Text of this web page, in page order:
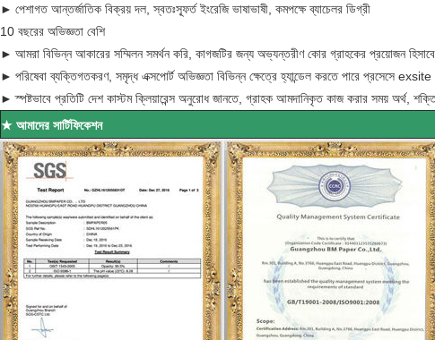
► পেশাগত আন্তর্জাতিক বিক্রয় দল, স্বতঃস্ফূর্ত ইংরেজি ভাষাভাষী, কমপক্ষে ব্যাচেলর ডিগ্রী
10 বছরের অভিজ্ঞতা বেশি
► আমরা বিভিন্ন আকারের সম্মিলন সমর্থন করি, কাগজটির জন্য অভ্যন্তরীণ কোর গ্রাহকের প্রয়োজন
► পরিষেবা ব্যক্তিগতকরণ, সমৃদ্ধ এক্সপোর্ট অভিজ্ঞতা বিভিন্ন ক্ষেত্রে হ্যান্ডেল করতে পারে প্রসেসে exsite
► স্পষ্টভাবে প্রতিটি দেশ কাস্টম ক্লিয়ারেন্স অনুরোধ জানতে, গ্রাহক আমদানিকৃত কাজ করার সময় অর্থ,
★ আমাদের সার্টিফিকেশন